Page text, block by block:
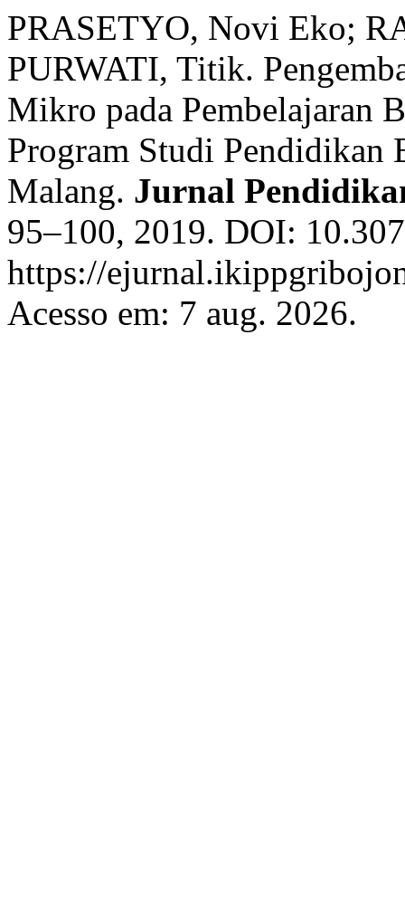
PRASETYO, Novi Eko;
PURWATI, Titik.
Mikro pada Pembelajaran
Program Studi
Malang. Jurnal
95–100, 2019. DOI:
https://
Acesso em: 7 aug. 2026.